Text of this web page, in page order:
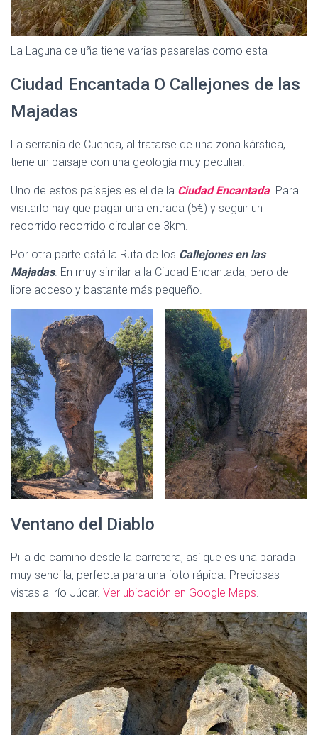
La Laguna de uña tiene varias pasarelas como esta
Ciudad Encantada O Callejones de las
Majadas
La serranía de Cuenca, al tratarse de una zona kárstica,
tiene un paisaje con una geología muy peculiar.
Uno de estos paisajes es el de la Ciudad Encantada. Para
visitarlo hay que pagar una entrada (5€) y seguir un
recorrido recorrido circular de 3km.
Por otra parte está la Ruta de los Callejones en las
Majadas. En muy similar a la Ciudad Encantada, pero de
libre acceso y bastante más pequeño.
Ventano del Diablo
Pilla de camino desde la carretera, así que es una parada
muy sencilla, perfecta para una foto rápida. Preciosas
vistas al río Júcar. Ver ubicación en Google Maps